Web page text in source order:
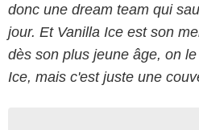
donc une dream team qui
jour. Et Vanilla Ice est son
dès son plus jeune âge, on
Ice, mais c'est juste une